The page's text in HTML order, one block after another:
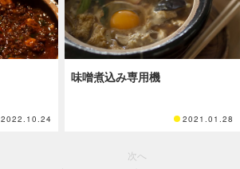
2022.10.24
味噌煮込み専用機
2021.01.28
次へ